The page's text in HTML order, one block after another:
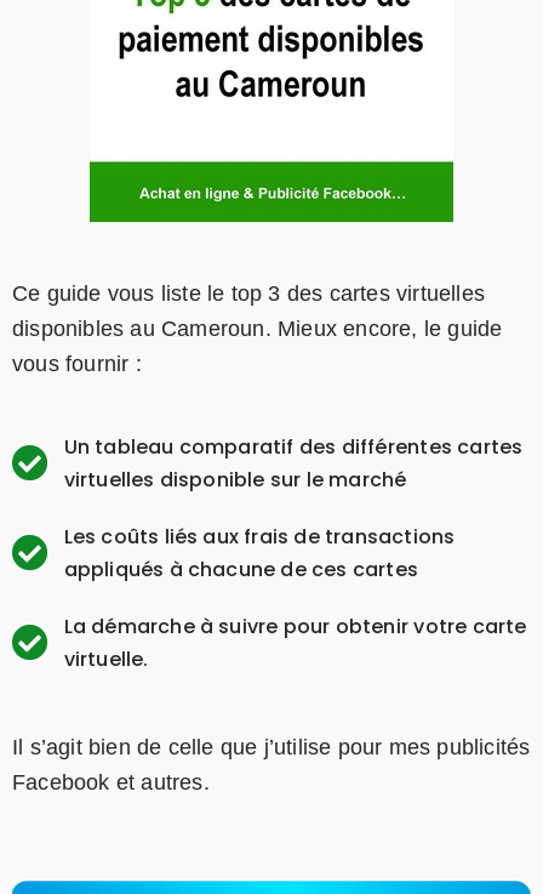
Ce guide vous liste le top 3 des cartes virtuelles
disponibles au Cameroun. Mieux encore, le guide
vous fournir :
Un tableau comparatif des différentes cartes
virtuelles disponible sur le marché
Les coûts liés aux frais de transactions
appliqués à chacune de ces cartes
La démarche à suivre pour obtenir votre carte
virtuelle.
Il s’agit bien de celle que j’utilise pour mes publicités
Facebook et autres.